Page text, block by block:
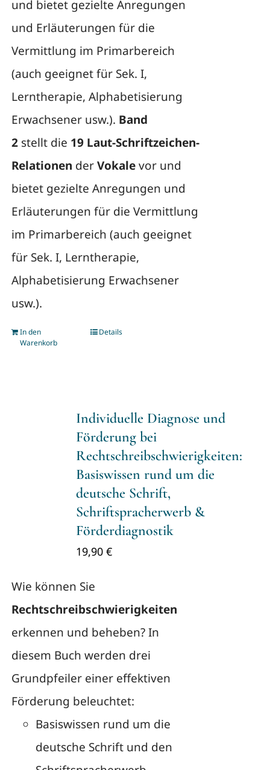
und bietet gezielte Anregungen
und Erläuterungen für die
Vermittlung im Primarbereich
(auch geeignet für Sek. I,
Lerntherapie, Alphabetisierung
Erwachsener usw.). Band
2stellt die 19 Laut-Schriftzeichen-
Relationen derVokalevor und
bietet gezielte Anregungen und
Erläuterungen für die Vermittlung
im Primarbereich (auch geeignet
für Sek. I, Lerntherapie,
Alphabetisierung Erwachsener
usw.).
In den
Warenkorb
Details
Individuelle Diagnose und
Förderung bei
Rechtschreibschwierigkeiten:
Basiswissen rund um die
deutsche Schrift,
Schriftspracherwerb &
Förderdiagnostik
19,90 €
Wie können Sie
Rechtschreibschwierigkeiten
erkennen und beheben? In
diesem Buch werden drei
Grundpfeiler einer effektiven
Förderung beleuchtet:
Basiswissen rund um die
deutsche Schrift und den